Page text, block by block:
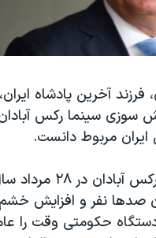
کادر رهبری ایران
فرزند آخرین پادشاه
سوزی سینما رکس
ایران مربوط دانست.
صدها نفر و افزایش
حکومتی وقت را